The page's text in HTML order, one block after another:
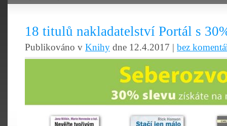
18 titulů nakladatelství Portál s
Publikováno v Knihy dne 12.4.2017 | bez